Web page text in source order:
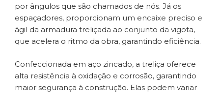
por ângulos que são chamados de nós. Já os
espaçadores, proporcionam um encaixe preciso e
ágil da armadura treliçada ao conjunto da vigota,
que acelera o ritmo da obra, garantindo eficiência.
Confeccionada em aço zincado, a treliça oferece
alta resistência à oxidação e corrosão, garantindo
maior segurança à construção. Elas podem variar